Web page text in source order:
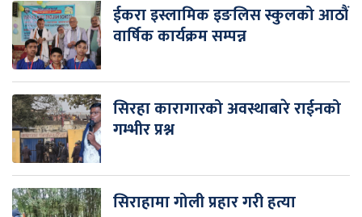
ईकरा इस्लामिक इङलिस स्कुलको आठौं
वार्षिक कार्यक्रम सम्पन्न
सिरहा कारागारको अवस्थाबारे राईनको
गम्भीर प्रश्न
सिराहामा गोली प्रहार गरी हत्या